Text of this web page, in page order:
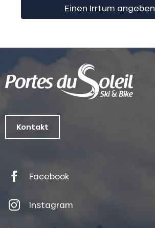
Einen Irrtum angeben
Kontakt
Facebook
Instagram